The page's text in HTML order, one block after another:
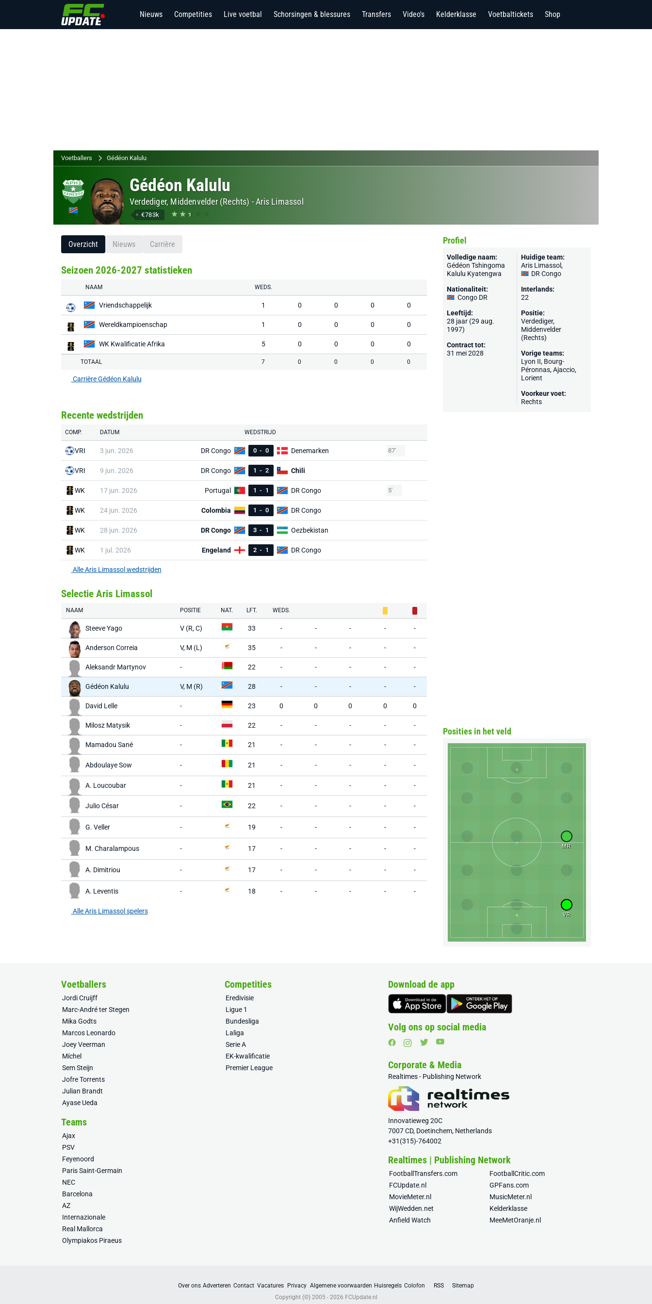
Nieuws Competities Live voetbal Schorsingen & blessures Transfers Video's Kelderklasse Voetbaltickets Shop
Voetballers Gédéon Kalulu
Gédéon Kalulu
Verdediger, Middenvelder (Rechts) -Aris Limassol
€783k
Overzicht Nieuws Carrière
Seizoen 2026-2027 statistieken
NAAM WEDS.
Vriendschappelijk 1 0 0 0 0
Wereldkampioenschap 1 0 0 0 0
WK Kwalificatie Afrika 5 0 0 0 0
TOTAAL 7 0 0 0 0
Carrière Gédéon Kalulu
Recente wedstrijden
COMP. DATUM WEDSTRIJD
VRI 3 jun. 2026 DR Congo 0 - 0 Denemarken 87'
VRI 9 jun. 2026 DR Congo 1 - 2 Chili
WK 17 jun. 2026 Portugal 1 - 1 DR Congo 5'
WK 24 jun. 2026 Colombia 1 - 0 DR Congo
WK 28 jun. 2026 DR Congo 3 - 1 Oezbekistan
WK 1 jul. 2026 Engeland 2 - 1 DR Congo
Alle Aris Limassol wedstrijden
Selectie Aris Limassol
NAAM POSITIE NAT. LFT. WEDS.
Steeve Yago V (R, C) 33 - - - - -
Anderson Correia V, M (L) 35 - - - - -
Aleksandr Martynov - 22 - - - - -
Gédéon Kalulu V, M (R) 28 - - - - -
David Lelle - 23 0 0 0 0 0
Milosz Matysik - 22 - - - - -
Mamadou Sané - 21 - - - - -
Abdoulaye Sow - 21 - - - - -
A. Loucoubar - 21 - - - - -
Julio César - 22 - - - - -
G. Veller - 19 - - - - -
M. Charalampous - 17 - - - - -
A. Dimitriou - 17 - - - - -
A. Leventis - 18 - - - - -
Alle Aris Limassol spelers
Profiel
Volledige naam:
Gédéon Tshingoma
Kalulu Kyatengwa
Nationaliteit:
Congo DR
Leeftijd:
28 jaar (29 aug.
1997)
Contract tot:
31 mei 2028
Huidige team:
Aris Limassol,
DR Congo
Interlands:
22
Positie:
Verdediger,
Middenvelder
(Rechts)
Vorige teams:
Lyon II, Bourg-
Péronnas,Ajaccio,
Lorient
Voorkeur voet:
Rechts
Posities in het veld
MR
VR
Voetballers
Jordi Cruijff
Marc-André ter Stegen
Mika Godts
Marcos Leonardo
Joey Veerman
Míchel
Sem Steijn
Jofre Torrents
Julian Brandt
Ayase Ueda
Competities
Eredivisie
Ligue 1
Bundesliga
Laliga
Serie A
EK-kwalificatie
Premier League
Teams
Ajax
PSV
Feyenoord
Paris Saint-Germain
NEC
Barcelona
AZ
Internazionale
Real Mallorca
Olympiakos Piraeus
Download de app
Volg ons op social media
Corporate & Media
Realtimes - Publishing Network
Innovatieweg 20C
7007 CD, Doetinchem, Netherlands
+31(315)-764002
Realtimes | Publishing Network
FootballTransfers.com
FootballCritic.com
FCUpdate.nl
GPFans.com
MovieMeter.nl
MusicMeter.nl
WijWedden.net
Kelderklasse
Anfield Watch
MeeMetOranje.nl
Over ons Adverteren Contact Vacatures Privacy Algemene voorwaarden Huisregels Colofon RSS
Sitemap
Copyright (©) 2005 - 2026 FCUpdate.nl